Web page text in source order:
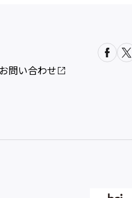
お問い合わせ